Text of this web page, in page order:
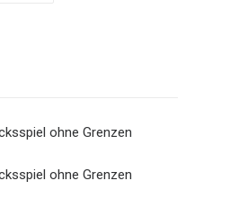
ohne Grenzen
ohne Grenzen